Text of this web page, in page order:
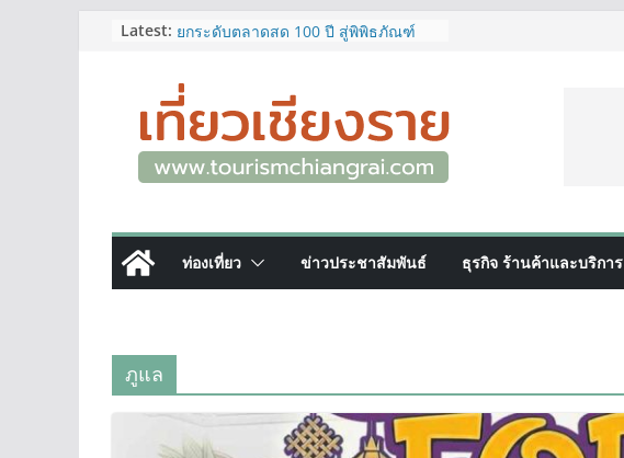
Latest: ผู้ว่าฯ เชียงราย เยี่ยมชม “ป๊ะกาด Vol.2”
และการท่องเที่ยวของเมือง
ททท.สำนักงานเชียงราย ชวนเที่ยว
เชียงรายหน้าฝน ให้ชุ่มฉ่ำหัวใจไปกับ
“Feel All the Feelings” เที่ยวให้สนุก
เก็บแสตมป์ครบ แล้วรับของที่ระลึกสุด
เลขสวย หมวด ขจ เปิดประมูลออนไลน์
แล้ววันนี้ เลขเด่น เลขมงคล ความหมาย
ดีมีให้เลือกหลากหลายทั้ง 301 หมายเลข
3 พิกัด ที่เที่ยวชมงานเทศกาลโล้ชิงช้า
ท่องเที่ยว ข่าวประชาสัมพันธ์ ธุรกิจ ร้านค้าและบริการ
ภูแล